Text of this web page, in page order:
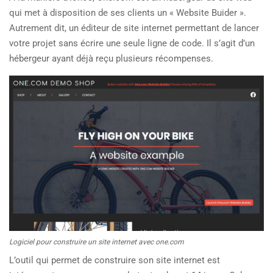
qui met à disposition de ses clients un « Website Buider ».
Autrement dit, un éditeur de site internet permettant de lancer
votre projet sans écrire une seule ligne de code. Il s’agit d’un
hébergeur ayant déjà reçu plusieurs récompenses.
Logiciel pour construire un site internet avec one.com
L’outil qui permet de construire son site internet est